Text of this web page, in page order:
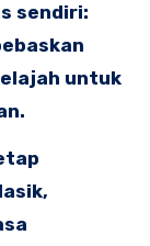
sendiri:
untuk